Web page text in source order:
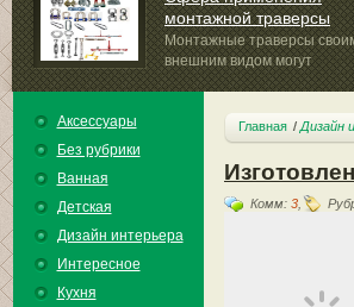
монтажной траверсы
Монтажные траверсы
внешним видом могут
напоминать...
Аксессуары
Без рубрики
Ванная
Детская
Дизайн интерьера
Интересное
Кухня
Главная Дизайн
Комм: 3,